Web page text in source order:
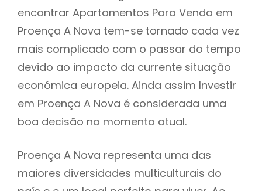
encontrar Apartamentos Para Venda em
Proença A Nova tem-se tornado cada vez
mais complicado com o passar do tempo
devido ao impacto da currente situação
económica europeia. Ainda assim Investir
em Proença A Nova é considerada uma
boa decisão no momento atual.
Proença A Nova representa uma das
maiores diversidades multiculturais do